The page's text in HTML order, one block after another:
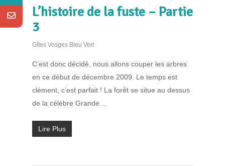
L’histoire de la fuste – Partie
3
Gîtes Vosges Bleu Vert
C’est donc décidé, nous allons couper les arbres
en ce début de décembre 2009. Le temps est
clément, c’est parfait ! La forêt se situe au dessus
de la célèbre Grande…
Lire Plus